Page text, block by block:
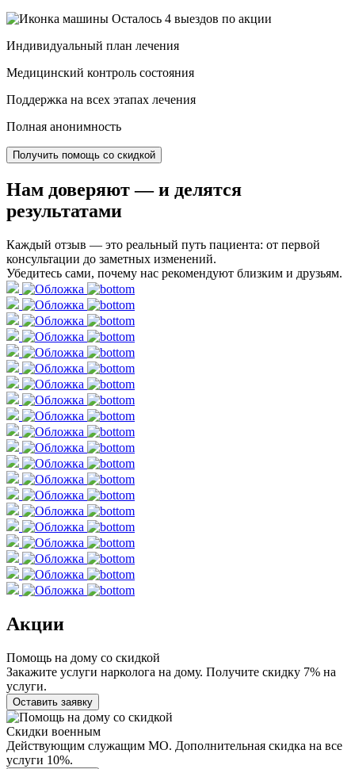
Осталось 4 выездов по акции
Индивидуальный план лечения
Медицинский контроль состояния
Поддержка на всех этапах лечения
Полная анонимность
Получить помощь со скидкой
Нам доверяют— и делятся
результатами
Каждый отзыв — это реальный путь пациента: от первой
консультации до заметных изменений.
Убедитесь сами, почему нас рекомендуют близким и друзьям.
Акции
Помощь на дому со скидкой
Закажите услуги нарколога на дому. Получите скидку 7% на
услуги.
Оставить заявку
Скидки военным
Действующим служащим МО. Дополнительная скидка на все
услуги 10%.